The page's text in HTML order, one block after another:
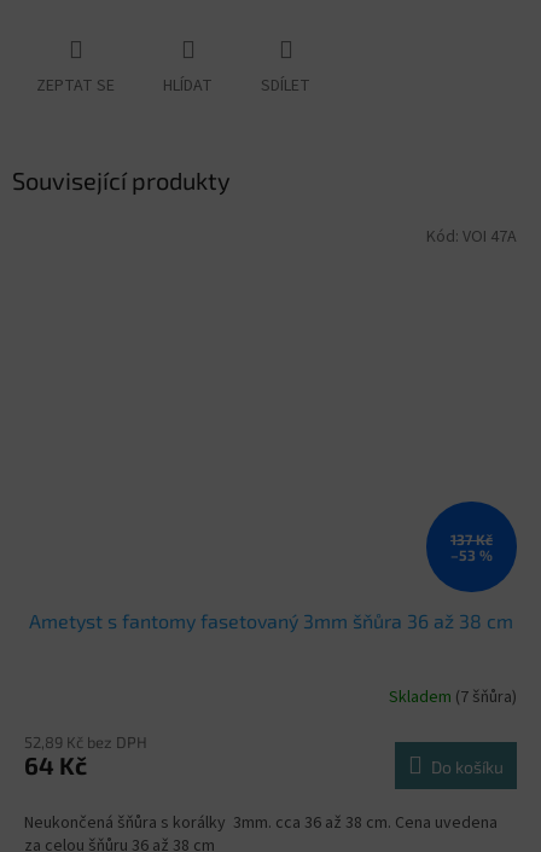
ZEPTAT SE HLÍDAT SDÍLET
Související produkty
137 Kč
–53 %
Ametyst s fantomy fasetovaný 3mm šňůra 36 až 38 cm
Skladem (7 šňůra)
52,89 Kč bez DPH
64 Kč Do košíku
Neukončená šňůra s korálky 3mm. cca 36 až 38 cm. Cena uvedena
za celou šňůru 36 až 38 cm
Kód: VOI 47A